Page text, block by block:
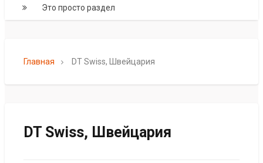
Это просто раздел
Главная DT Swiss, Швейцария
DT Swiss, Швейцария